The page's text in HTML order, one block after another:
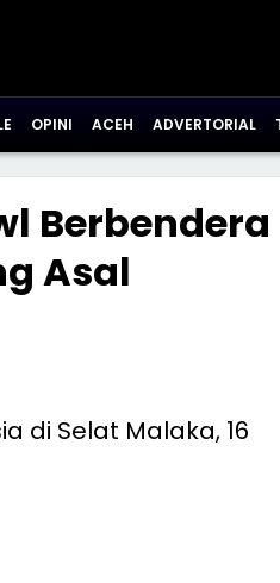
OPINI ACEH ADVERTORIAL
Berbendera
Asal